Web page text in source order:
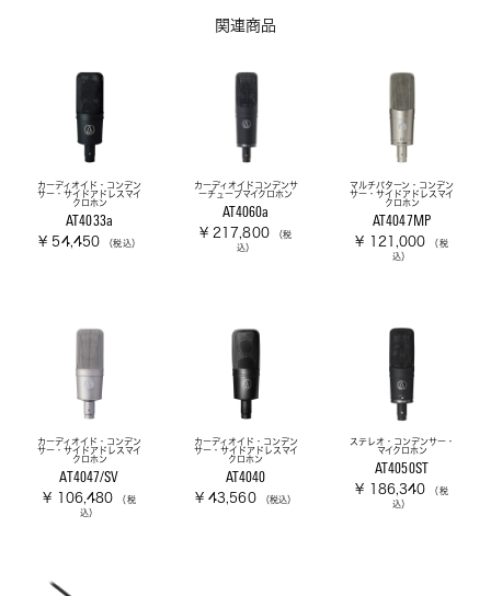
関連商品
カーディオイド・コンデン
サー・サイドアドレスマイ
クロホン
AT4033a
¥ 54,450 （税込）
カーディオイドコンデンサ
ーチューブマイクロホン
AT4060a
¥ 217,800
（税
込）
マルチパターン・コンデン
サー・サイドアドレスマイ
クロホン
AT4047MP
¥ 121,000
（税
込）
カーディオイド・コンデン
サー・サイドアドレスマイ
クロホン
AT4047/SV
¥ 106,480
（税
込）
カーディオイド・コンデン
サー・サイドアドレスマイ
クロホン
AT4040
¥ 43,560 （税込）
ステレオ・コンデンサー・
マイクロホン
AT4050ST
¥ 186,340
（税
込）